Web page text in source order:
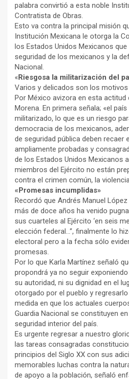
palabra convirtió a esta noble
Contratista de Obras.
Esto va contra la principal misión
Institución Mexicana le otorga la
los Estados Unidos Mexicanos
seguridad de los mexicanos y la
Nacional.
«Riesgosa la militarización del
Varios y delicados son los
Por México avizora en esta actitud
Morena. En primera señala; «el
militarizado, lo que es un riesgo
democracia de los mexicanos,
de seguridad pública deben recaer
ampliamente probadas y
de los Estados Unidos Mexicanos
miembros del Ejército no están
contra el crimen común, la
«Promesas incumplidas»
Recordó que Andrés Manuel
más de doce años ha venido
sus cuarteles al Ejército ‘en seis
elección federal…”, finalmente lo
electoral pero a la fecha sólo
promesas.
Por lo que Karla Martínez señaló
propondrá ya no seguir
su autoridad, ni su dignidad en el
otorgado por el pueblo y
medida en que los actuales
Guardia Nacional se constituyen
seguridad interior del país.
Es urgente regresar a nuestro
las tareas consagradas
principios del Siglo XX con sus
memorables luchas contra la
de apoyo a la población, señaló